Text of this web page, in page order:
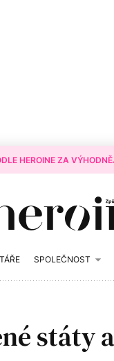
HEROINE ZA
SPOLEČNOST
státy